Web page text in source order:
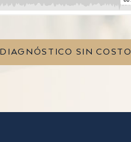
SIN COSTO